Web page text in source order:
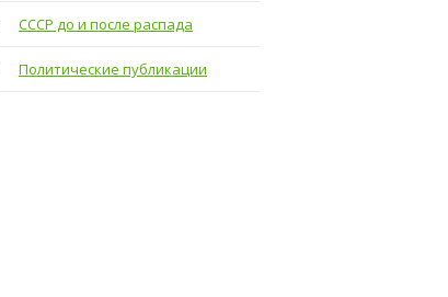
СССР до и после распада
Политические публикации